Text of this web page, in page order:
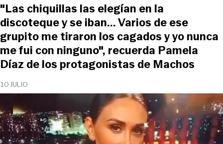
10 JULIO
"Las chiquillas las elegían en la
discoteque y se iban... Varios de ese
grupito me tiraron los cagados y yo nunca
me fui con ninguno", recuerda Pamela
Díaz de los protagonistas de Machos